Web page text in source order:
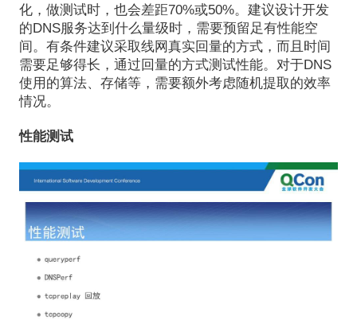
化，做测试时，也会差距70%或50%。建议设计开发
的DNS服务达到什么量级时，需要预留足有性能空
间。有条件建议采取线网真实回量的方式，而且时间
需要足够得长，通过回量的方式测试性能。对于DNS
使用的算法、存储等，需要额外考虑随机提取的效率
情况。
性能测试